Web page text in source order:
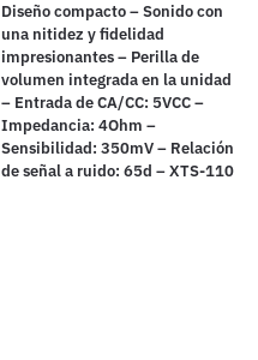
Diseño compacto – Sonido con
una nitidez y fidelidad
impresionantes – Perilla de
volumen integrada en la unidad
– Entrada de CA/CC: 5VCC –
Impedancia: 4Ohm –
Sensibilidad: 350mV – Relación
de señal a ruido: 65d – XTS-110